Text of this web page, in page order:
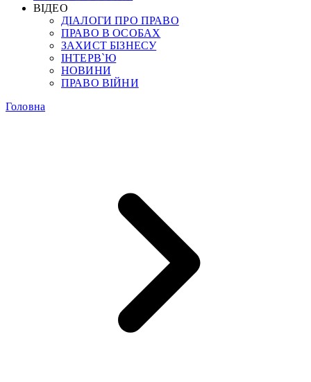
ВІДЕО
ДІАЛОГИ ПРО ПРАВО
ПРАВО В ОСОБАХ
ЗАХИСТ БІЗНЕСУ
ІНТЕРВ`Ю
НОВИНИ
ПРАВО ВІЙНИ
Головна